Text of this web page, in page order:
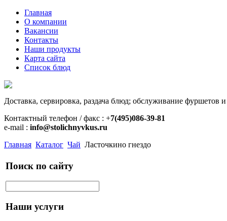
Главная
О компании
Вакансии
Контакты
Наши продукты
Карта сайта
Список блюд
Доставка, сервировка, раздача блюд; обслуживание фуршетов
Контактный телефон / факс : +7(495)086-39-81
e-mail : info@stolichnyvkus.ru
Главная Каталог Чай Ласточкино гнездо
Поиск по сайту
Наши услуги